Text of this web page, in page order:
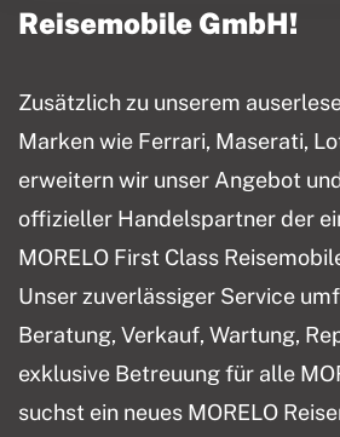
Reisemobile GmbH!
Zusätzlich zu unserem
Marken wie Ferrari, Maserati,
erweitern wir unser Angebot
offizieller Handelspartner der
MORELO First Class
Unser zuverlässiger Service
Beratung, Verkauf, Wartung,
exklusive Betreuung für alle
suchst ein neues MORELO